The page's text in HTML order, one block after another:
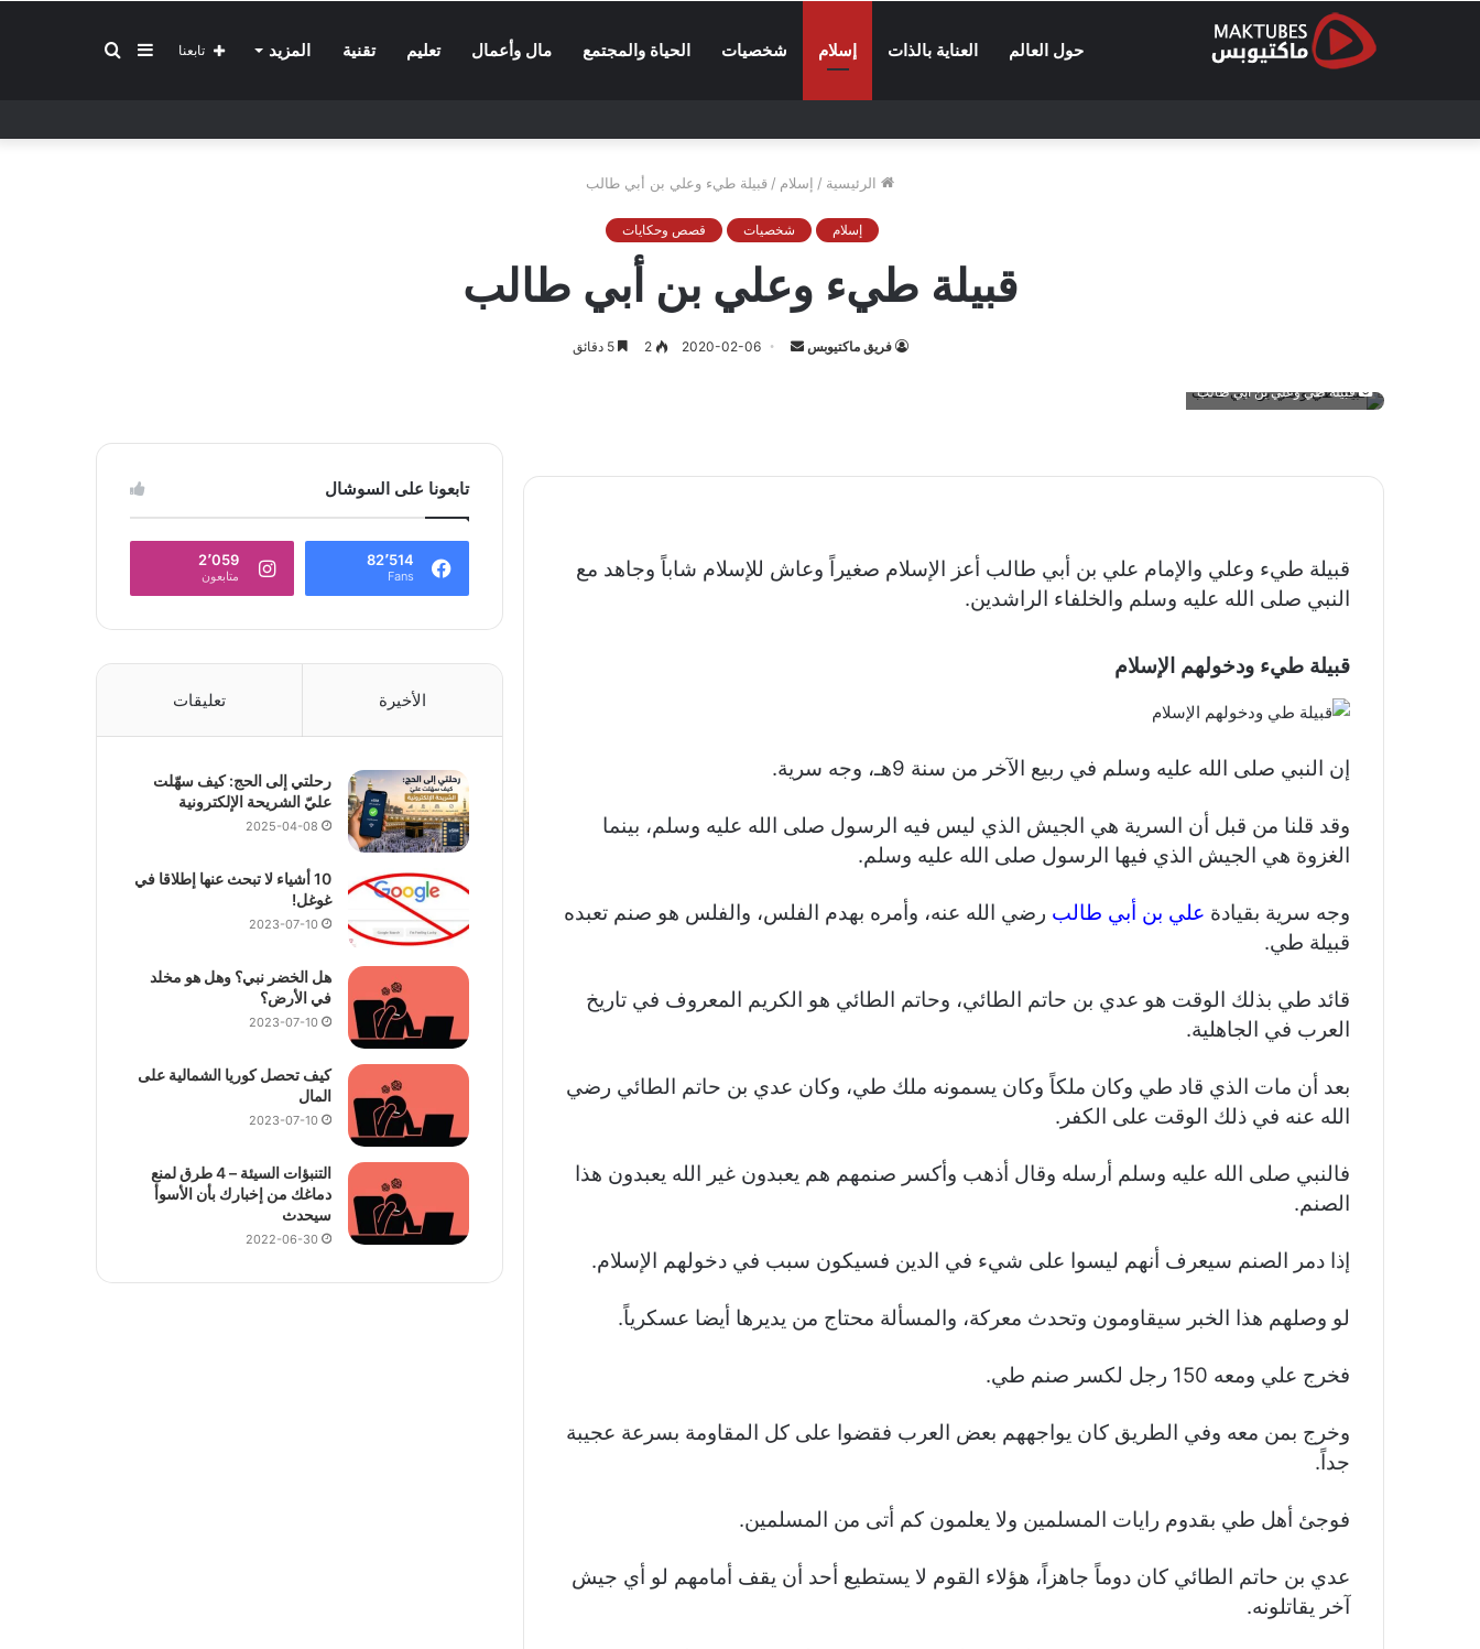
حول العالم العناية بالذات إسلام شخصيات الحياة والمجتمع مال وأعمال تعليم تقنية المزيد بحثإضافة تابعنا
الرئيسية / إسلام / قبيلة طيء وعلي بن أبي طالب
إسلام شخصيات قصص وحكايات
قبيلة طيء وعلي بن أبي طالب
فريق ماكتيوبس
أرسل2020-02-06
2 5 دقائق
قبيلة طي وعلي بن أبي طالب
قبيلة طيء وعلي والإمام علي بن أبي طالب أعز الإسلام صغيراً وعاش للإسلام شاباً وجاهد مع
النبي صلى الله عليه وسلم والخلفاء الراشدين.
قبيلة طيء ودخولهم الإسلام
إن النبي صلى الله عليه وسلم في ربيع الآخر من سنة 9هـ، وجه سرية.
وقد قلنا من قبل أن السرية هي الجيش الذي ليس فيه الرسول صلى الله عليه وسلم، بينما
الغزوة هي الجيش الذي فيها الرسول صلى الله عليه وسلم.
وجه سرية بقيادة علي بن أبي طالب رضي الله عنه، وأمره بهدم الفلس، والفلس هو صنم تعبده
قبيلة طي.
قائد طي بذلك الوقت هو عدي بن حاتم الطائي، وحاتم الطائي هو الكريم المعروف في تاريخ
العرب في الجاهلية.
بعد أن مات الذي قاد طي وكان ملكاً وكان يسمونه ملك طي، وكان عدي بن حاتم الطائي رضي
الله عنه في ذلك الوقت على الكفر.
فالنبي صلى الله عليه وسلم أرسله وقال أذهب وأكسر صنمهم هم يعبدون غير الله يعبدون هذا
الصنم.
إذا دمر الصنم سيعرف أنهم ليسوا على شيء في الدين فسيكون سبب في دخولهم الإسلام.
لو وصلهم هذا الخبر سيقاومون وتحدث معركة، والمسألة محتاج من يديرها أيضا عسكرياً.
فخرج علي ومعه 150 رجل لكسر صنم طي.
وخرج بمن معه وفي الطريق كان يواجههم بعض العرب فقضوا على كل المقاومة بسرعة عجيبة
جداً.
فوجئ أهل طي بقدوم رايات المسلمين ولا يعلمون كم أتى من المسلمين.
عدي بن حاتم الطائي كان دوماً جاهزاً، هؤلاء القوم لا يستطيع أحد أن يقف أمامهم لو أي جيش
آخر يقاتلونه.
تابعونا على السوشال
82٬514
Fans
2٬059
متابعون
الأخيرة تعليقات
رحلتي إلى الحج: كيف سهّلت
عليّ الشريحة الإلكترونية
2025-04-08
10 أشياء لا تبحث عنها إطلاقا في
غوغل!
2023-07-10
هل الخضر نبي؟ وهل هو مخلد
في الأرض؟
2023-07-10
كيف تحصل كوريا الشمالية على
المال
2023-07-10
التنبؤات السيئة – 4 طرق لمنع
دماغك من إخبارك بأن الأسوأ
سيحدث
2022-06-30